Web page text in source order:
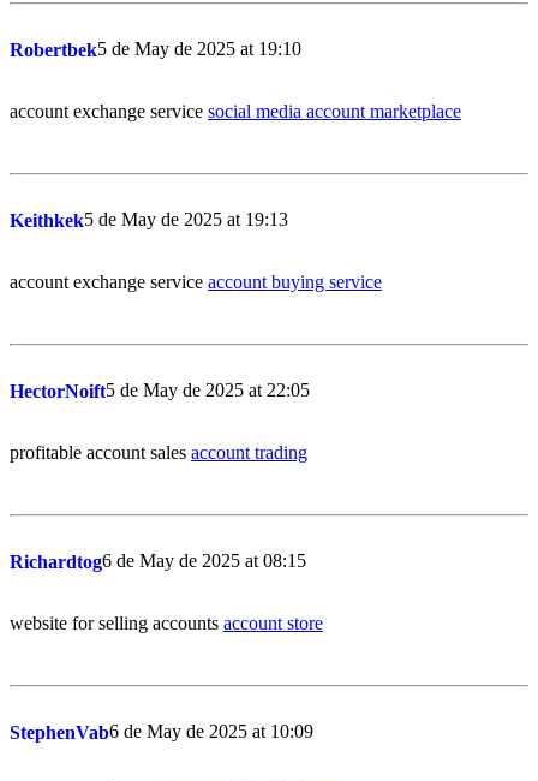
Robertbek5 de May de 2025 at 19:10
account exchange service social media account marketplace
Keithkek5 de May de 2025 at 19:13
account exchange service account buying service
HectorNoift5 de May de 2025 at 22:05
profitable account sales account trading
Richardtog6 de May de 2025 at 08:15
website for selling accounts account store
StephenVab6 de May de 2025 at 10:09